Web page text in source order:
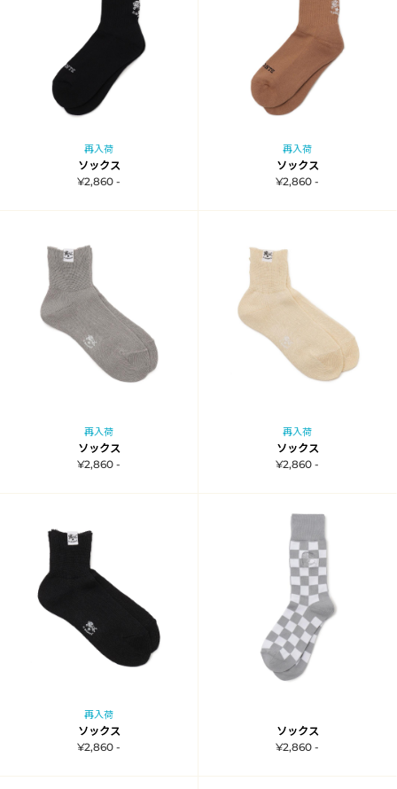
再入荷
ソックス
¥2,860 -
再入荷
ソックス
¥2,860 -
再入荷
ソックス
¥2,860 -
再入荷
ソックス
¥2,860 -
再入荷
ソックス
¥2,860 -
ソックス
¥2,860 -